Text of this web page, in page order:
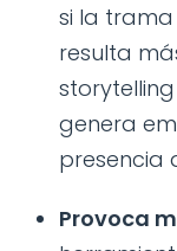
si la
resulta
genera
presencia
Provoca